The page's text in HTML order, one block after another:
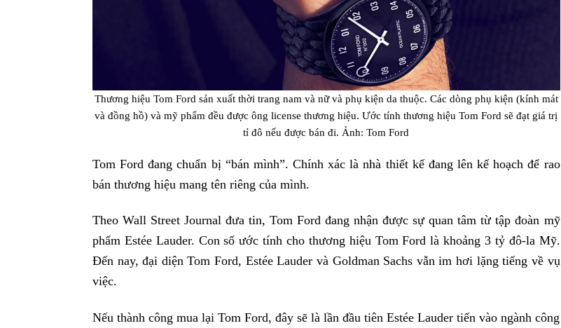
Thương hiệu Tom Ford sản xuất thời trang nam và nữ và phụ kiện da thuộc. Các dòng phụ kiện (kính mát
và đồng hồ) và mỹ phẩm đều được ông license thương hiệu. Ước tính thương hiệu Tom Ford sẽ đạt giá trị
tỉ đô nếu được bán đi. Ảnh: Tom Ford
Tom Ford đang chuẩn bị “bán mình”. Chính xác là nhà thiết kế đang lên kế hoạch để rao
bán thương hiệu mang tên riêng của mình.
Theo Wall Street Journal đưa tin, Tom Ford đang nhận được sự quan tâm từ tập đoàn mỹ
phẩm Estée Lauder. Con số ước tính cho thương hiệu Tom Ford là khoảng 3 tỷ đô-la Mỹ.
Đến nay, đại diện Tom Ford, Estée Lauder và Goldman Sachs vẫn im hơi lặng tiếng về vụ
việc.
Nếu thành công mua lại Tom Ford, đây sẽ là lần đầu tiên Estée Lauder tiến vào ngành công